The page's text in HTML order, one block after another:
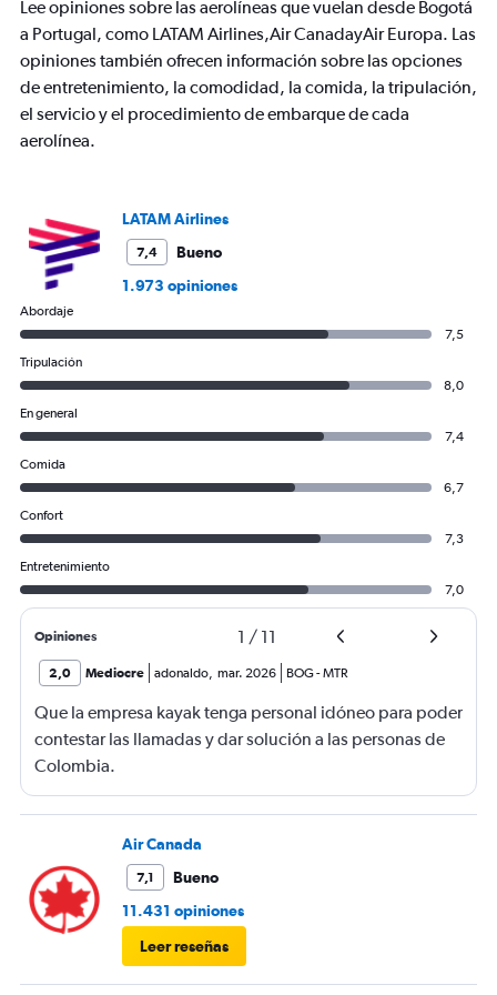
1
Y
axis
displaying
Range:
Lee opiniones sobre las aerolíneas que vuelan desde Bogotá
a Portugal, como LATAM Airlines,Air CanadayAir Europa. Las
opiniones también ofrecen información sobre las opciones
de entretenimiento, la comodidad, la comida, la tripulación,
el servicio y el procedimiento de embarque de cada
aerolínea.
LATAM Airlines
7,4
Bueno
1.973 opiniones
Abordaje
7,5
Tripulación
8,0
En general
7,4
Comida
6,7
Confort
7,3
Entretenimiento
7,0
Opiniones 1 / 11
2,0 Mediocre adonaldo, mar. 2026 BOG-MTR
Que la empresa kayak tenga personal idóneo para poder
contestar las llamadas y dar solución a las personas de
Colombia.
Air Canada
7,1
Bueno
11.431 opiniones
Leer reseñas